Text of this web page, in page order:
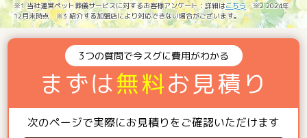
※1 当社運営ペット葬儀サービスに対するお客様アンケート：詳細はこちら ※2 2024年
12月末時点 ※3 紹介する加盟店により対応できない場合がございます。
3つの質問で今スグに費用がわかる
まずは無料お見積り
次のページで実際にお見積りをご確認いただけます